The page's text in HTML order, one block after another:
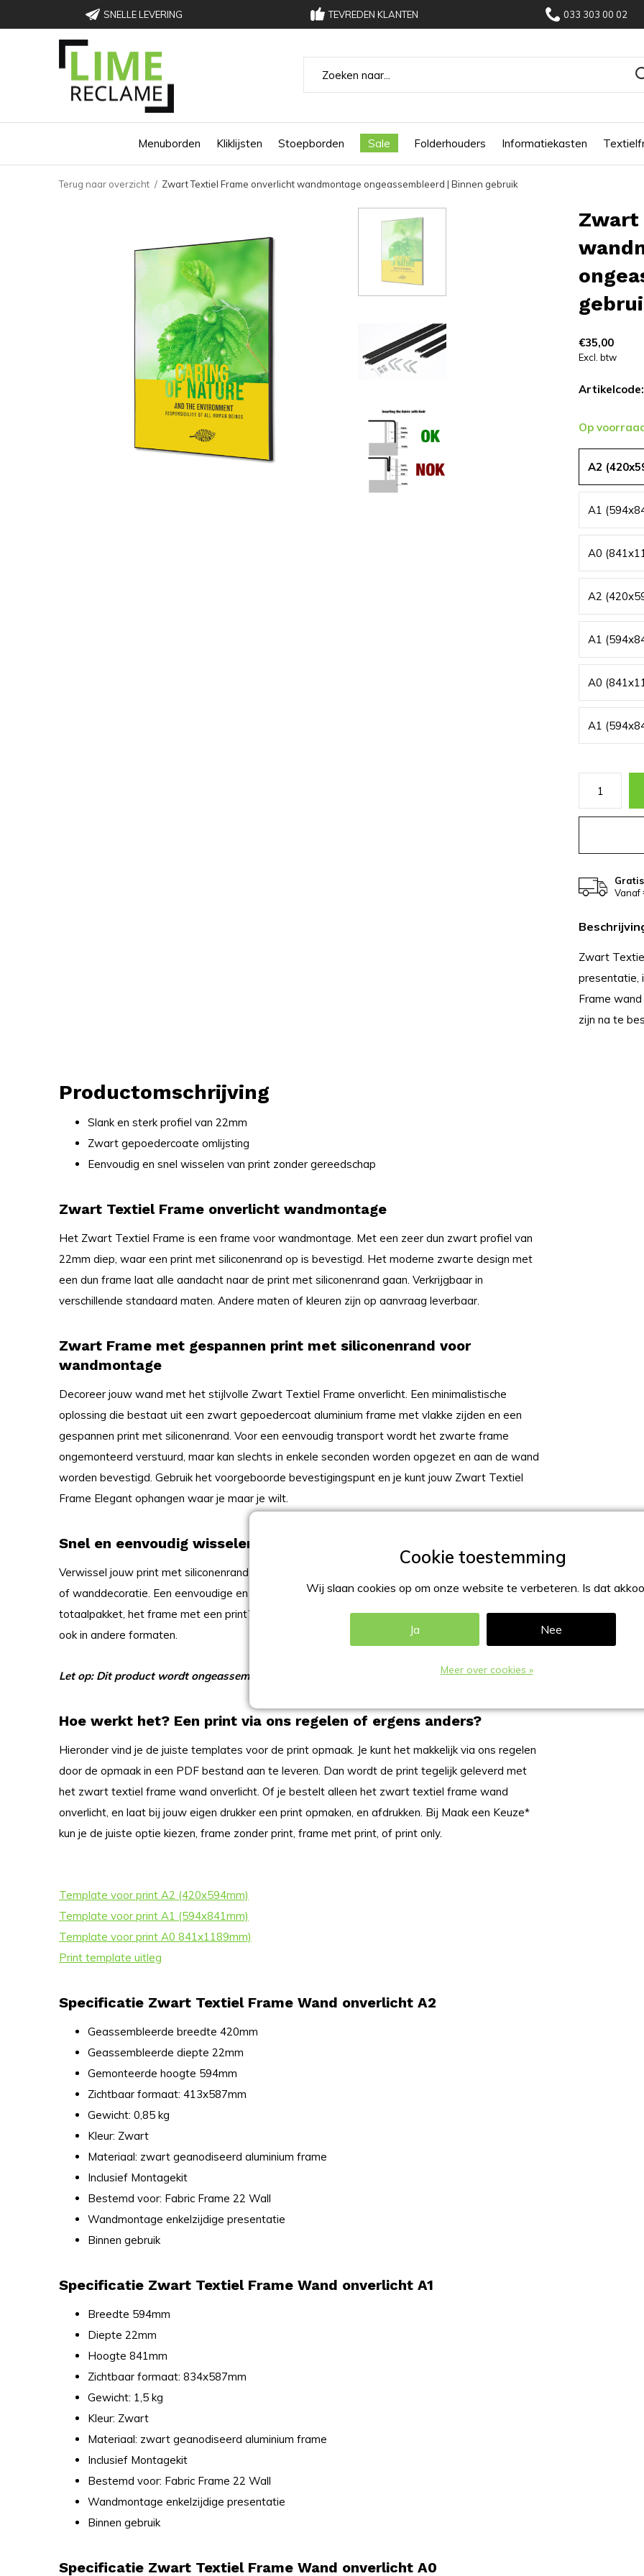
SNELLE LEVERING TEVREDEN KLANTEN 033 303 00 02
Menuborden Kliklijsten Stoepborden Folderhouders
Sale Informatiekasten
Terug naar overzicht Zwart Textiel Frame onverlicht wandmontage ongeassembleerd | Binnen gebruik
Zwart
€35,00
Excl. btw
Artikelcode:
Op
A2
A1
A0
A2
A1
A0
A1
Vanaf
Zwart
presentatie,
Frame
zijn na te
Productomschrijving
Slank en sterk profiel van 22mm
Zwart gepoedercoate omlijsting
Eenvoudig en snel wisselen van print zonder gereedschap
Zwart Textiel Frame onverlicht wandmontage
Het Zwart Textiel Frame is een frame voor wandmontage. Met een zeer dun zwart profiel van
22mm diep, waar een print met siliconenrand op is bevestigd. Het moderne zwarte design met
een dun frame laat alle aandacht naar de print met siliconenrand gaan. Verkrijgbaar in
verschillende standaard maten. Andere maten of kleuren zijn op aanvraag leverbaar.
Zwart Frame met gespannen print met siliconenrand voor
wandmontage
Decoreer jouw wand met het stijlvolle Zwart Textiel Frame onverlicht. Een minimalistische
oplossing die bestaat uit een zwart gepoedercoat aluminium frame met vlakke zijden en een
gespannen print met siliconenrand. Voor een eenvoudig transport wordt het zwarte frame
ongemonteerd verstuurd, maar kan slechts in enkele seconden worden opgezet en aan de wand
worden bevestigd. Gebruik het voorgeboorde bevestigingspunt en je kunt jouw Zwart Textiel
Frame Elegant ophangen waar je maar je wilt.
Snel en eenvoudig wisselen van print
Verwissel jouw print met siliconenrand eenvoudig en snel voor jouw nieuwe boodschap, promotie
of wanddecoratie. Een eenvoudige en snelle wisseling, zonder enig gereedschap. Wil je het
totaalpakket, het frame met een print? Geen probleem, wij printen het ook voor jou, op aanvraag
ook in andere formaten.
Let op: Dit product wordt ongeassembleerd geleverd.
Hoe werkt het? Een print via ons regelen of ergens anders?
Hieronder vind je de juiste templates voor de print opmaak. Je kunt het makkelijk via ons regelen
door de opmaak in een PDF bestand aan te leveren. Dan wordt de print tegelijk geleverd met
het zwart textiel frame wand onverlicht. Of je bestelt alleen het zwart textiel frame wand
onverlicht, en laat bij jouw eigen drukker een print opmaken, en afdrukken. Bij Maak een Keuze*
kun je de juiste optie kiezen, frame zonder print, frame met print, of print only.
Template voor print A2 (420x594mm)
Template voor print A1 (594x841mm)
Template voor print A0 841x1189mm)
Print template uitleg
Specificatie Zwart Textiel Frame Wand onverlicht A2
Geassembleerde breedte 420mm
Geassembleerde diepte 22mm
Gemonteerde hoogte 594mm
Zichtbaar formaat: 413x587mm
Gewicht: 0,85 kg
Kleur: Zwart
Materiaal: zwart geanodiseerd aluminium frame
Inclusief Montagekit
Bestemd voor: Fabric Frame 22 Wall
Wandmontage enkelzijdige presentatie
Binnen gebruik
Specificatie Zwart Textiel Frame Wand onverlicht A1
Breedte 594mm
Diepte 22mm
Hoogte 841mm
Zichtbaar formaat: 834x587mm
Gewicht: 1,5 kg
Kleur: Zwart
Materiaal: zwart geanodiseerd aluminium frame
Inclusief Montagekit
Bestemd voor: Fabric Frame 22 Wall
Wandmontage enkelzijdige presentatie
Binnen gebruik
Specificatie Zwart Textiel Frame Wand onverlicht A0
Wij slaan cookies op om onze website te verbeteren. Is dat
Ja Nee
Meer over cookies »